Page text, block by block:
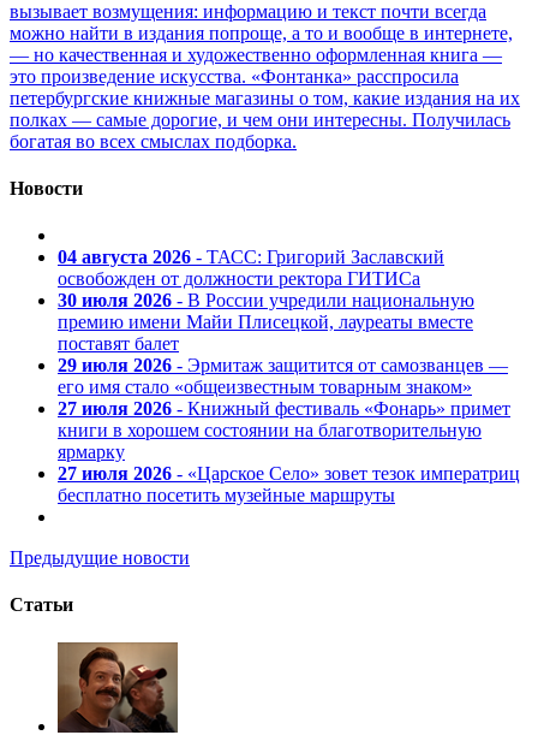
вызывает возмущения: информацию и текст почти всегда
можно найти в издания попроще, а то и вообще в интернете,
— но качественная и художественно оформленная книга —
это произведение искусства. «Фонтанка» расспросила
петербургские книжные магазины о том, какие издания на их
полках — самые дорогие, и чем они интересны. Получилась
богатая во всех смыслах подборка.
Новости
04 августа 2026 - ТАСС: Григорий Заславский
освобожден от должности ректора ГИТИСа
30 июля 2026 - В России учредили национальную
премию имени Майи Плисецкой, лауреаты вместе
поставят балет
29 июля 2026 - Эрмитаж защитится от самозванцев —
его имя стало «общеизвестным товарным знаком»
27 июля 2026 - Книжный фестиваль «Фонарь» примет
книги в хорошем состоянии на благотворительную
ярмарку
27 июля 2026 - «Царское Село» зовет тезок императриц
бесплатно посетить музейные маршруты
Предыдущие новости
Статьи